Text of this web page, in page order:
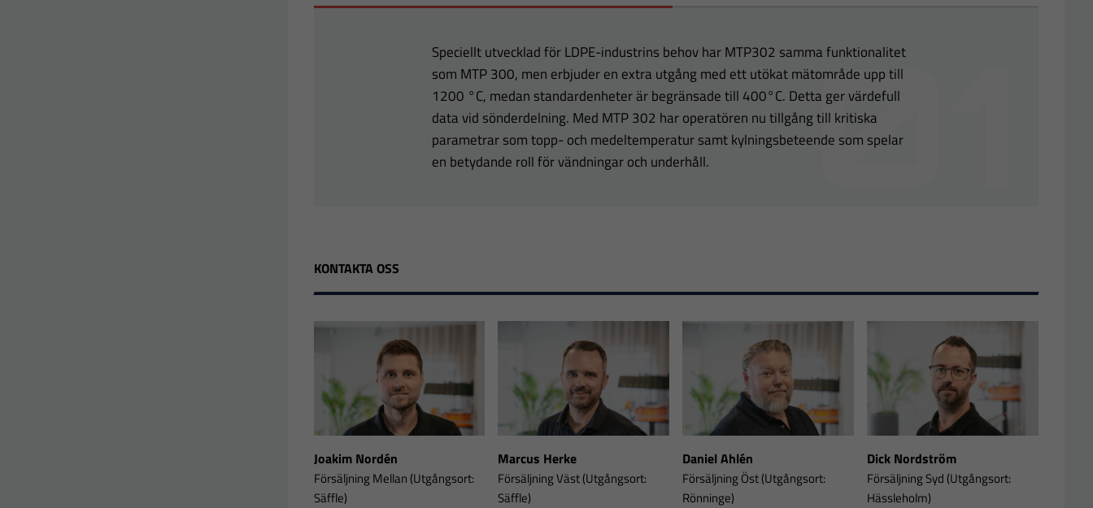
Speciellt utvecklad för LDPE-industrins behov har MTP302 samma funktionalitet
som MTP 300, men erbjuder en extra utgång med ett utökat mätområde upp till
1200 °C, medan standardenheter är begränsade till 400°C. Detta ger värdefull
data vid sönderdelning. Med MTP 302 har operatören nu tillgång till kritiska
parametrar som topp- och medeltemperatur samt kylningsbeteende som spelar
en betydande roll för vändningar och underhåll.
KONTAKTA OSS
Joakim Nordén
Försäljning Mellan (Utgångsort:
Säffle)
Marcus Herke
Försäljning Väst (Utgångsort:
Säffle)
Daniel Ahlén
Försäljning Öst (Utgångsort:
Rönninge)
Dick Nordström
Försäljning Syd (Utgångsort:
Hässleholm)